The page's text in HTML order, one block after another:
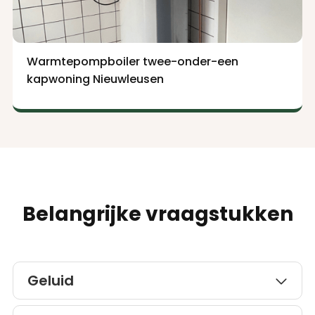
Warmtepompboiler twee-onder-een
kapwoning Nieuwleusen
Belangrijke vraagstukken
Geluid 
Vanaf 2021 zijn er nieuwe geluidseisen van kracht voor